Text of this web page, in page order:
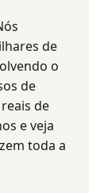
de
o
de
de
e veja
toda a